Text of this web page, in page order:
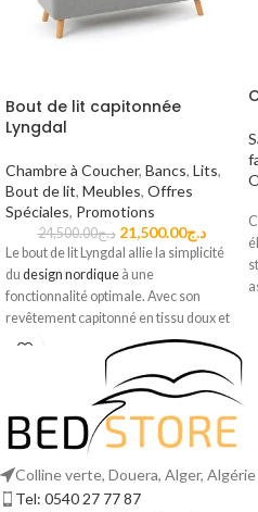
Bout de lit capitonnée
Lyngdal
Chambre à Coucher, Bancs, Lits,
Bout de lit, Meubles, Offres
Spéciales, Promotions
د.ج24,500.00 د.ج21,500.00
Le bout de lit Lyngdal allie la simplicité
du design nordique à une
fonctionnalité optimale. Avec son
revêtement capitonné en tissu doux et
sa structure robuste, il apporte une
touche de confort et de style à
Colline verte, Douera, Alger, Algérie
Tel: 0540 27 77 87